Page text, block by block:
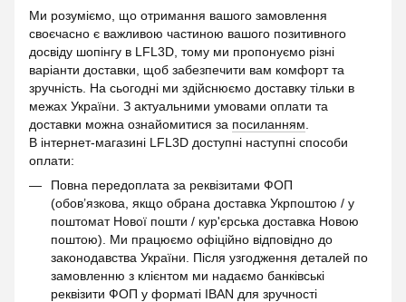
Ми розуміємо, що отримання вашого замовлення
своєчасно є важливою частиною вашого позитивного
досвіду шопінгу в LFL3D, тому ми пропонуємо різні
варіанти доставки, щоб забезпечити вам комфорт та
зручність. На сьогодні ми здійснюємо доставку тільки в
межах України. З актуальними умовами оплати та
доставки можна ознайомитися за посиланням
В інтернет-магазині LFL3D доступні наступні способи
оплати:
Повна передоплата за реквізитами ФОП
(обов’язкова, якщо обрана доставка Укрпоштою / у
поштомат Нової пошти / кур'єрська доставка Новою
поштою). Ми працюємо офіційно відповідно до
законодавства України. Після узгодження деталей по
замовленню з клієнтом ми надаємо банківські
реквізити ФОП у форматі IBAN для зручності